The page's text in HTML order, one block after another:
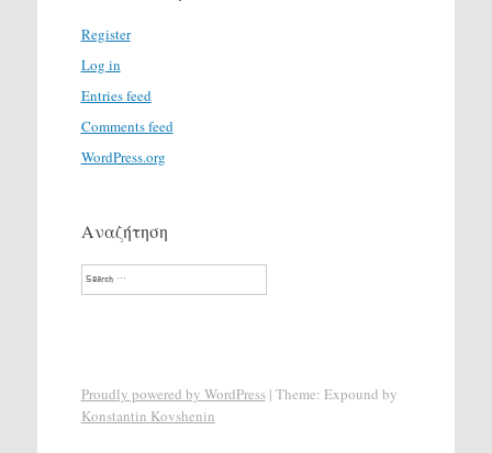
Register
Log in
Entries feed
Comments feed
WordPress.org
Αναζήτηση
Search
Proudly powered by WordPress| Theme: Expound by
Konstantin Kovshenin